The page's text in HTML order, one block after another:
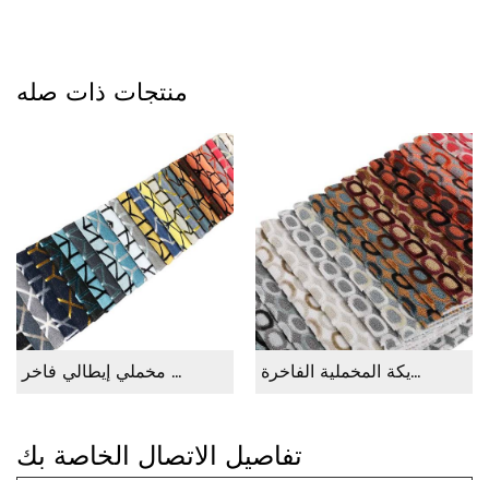
منتجات ذات صله
نسيج أثاث أريكة فاخر ، أريكة قماش مخملي إيطالي فاخر تمتد نسيج الجاكار الحياكة ، قماش أريكة المخملية الفاخرة
تفاصيل الاتصال الخاصة بك